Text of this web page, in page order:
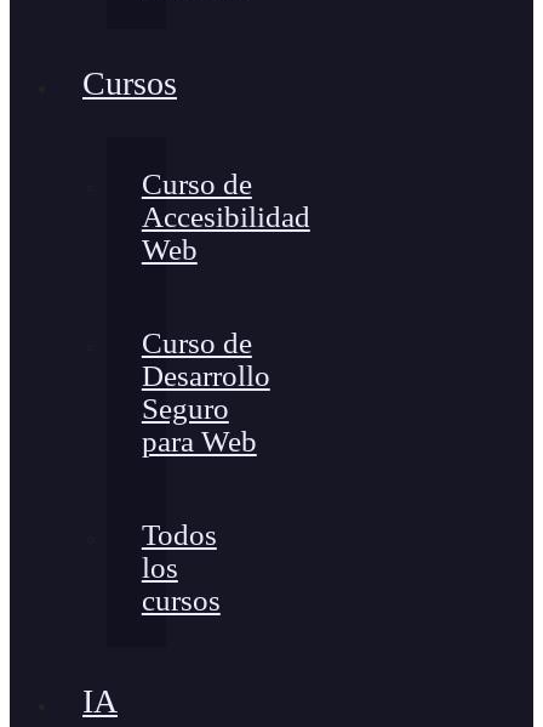
Cursos
Curso de
Accesibilidad
Web
Curso de
Desarrollo
Seguro
para Web
Todos
los
cursos
IA